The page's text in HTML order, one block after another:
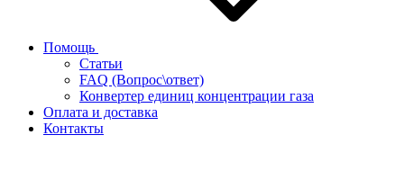
Помощь
Статьи
FAQ (Вопрос\ответ)
Конвертер единиц концентрации газа
Оплата и доставка
Контакты